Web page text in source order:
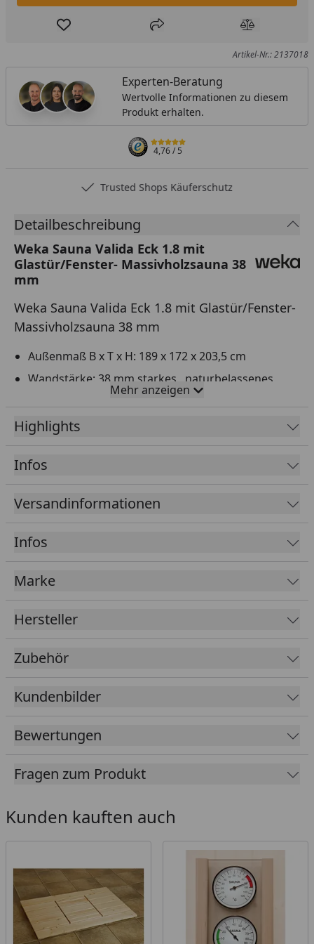
Produkt zur Wunschliste hinzufügen
Teilen Produkt
Artikel-Nr.: 2137018
Experten-Beratung
Wertvolle Informationen zu diesem
Produkt erhalten.
4,76/ 5
Trusted Shops Käuferschutz
Detailbeschreibung
Weka Sauna Valida Eck 1.8 mit
Glastür/Fenster- Massivholzsauna 38
mm
Weka Sauna Valida Eck 1.8 mit Glastür/Fenster-
Massivholzsauna 38 mm
Außenmaß B x T x H: 189 x 172 x 203,5 cm
Wandstärke: 38 mm starkes, naturbelassenes
Eckeinstieg
Massivholzsauna
Ganzglastür und optionales Fensterelement aus 6
mm starkem Sicherheitsglas, inklusive
Sicherheitsrollverschluss, rechts oder links
anschlagbar
Mindestraumhöhe: 220 cm
Natürliches Saunaklima dank der Verwendung von
massivem, naturbelassenem Fichtenholz
Tipp: Unter folgendem
Kaufberater, der Ihnen erklärt, welches Zubehör
für Ihren Saunakauf erforderlich ist und welches
optimales Saunaerlebnis zu erhalten.
zur Volumenverkleinerung
Durch das Set wird eine
Sauna optimal zu beheizen und saunagerechte
müssen also bei gleichem Nutzen weniger Raum
beheizen! Dafür ist ein230-V-Anschluss
ausreichend. Somit kann man auch dort eine
Sauna betreiben, wo kein Starkstromanschluss
(400 V) möglich ist. Passende 230 Volt Saunaöfen
sowie das Energiesparset finden Sie im Reiter
"Zubehör". Bei vorhandenem Starkstromanschluss
wird durch die Volumenverkleinerung die Effizienz
Mehr anzeigen
Highlights
Infos
Versandinformationen
Infos
Marke
Hersteller
Zubehör
Kundenbilder
Bewertungen
Fragen zum Produkt
Kunden kauften auch